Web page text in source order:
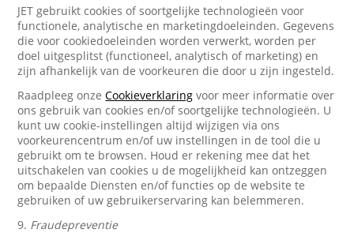
JET gebruikt cookies of soortgelijke technologieën voor
functionele, analytische en marketingdoeleinden. Gegevens
die voor cookiedoeleinden worden verwerkt, worden per
doel uitgesplitst (functioneel, analytisch of marketing) en
zijn afhankelijk van de voorkeuren die door u zijn ingesteld.
Raadpleeg onzeCookieverklaring voor meer informatie over
ons gebruik van cookies en/of soortgelijke technologieën. U
kunt uw cookie-instellingen altijd wijzigen via ons
voorkeurencentrum en/of uw instellingen in de tool die u
gebruikt om te browsen. Houd er rekening mee dat het
uitschakelen van cookies u de mogelijkheid kan ontzeggen
om bepaalde Diensten en/of functies op de website te
gebruiken of uw gebruikerservaring kan belemmeren.
9. Fraudepreventie